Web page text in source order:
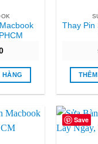
HÀNG
Thay Pin
Save